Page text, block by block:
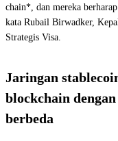
chain*, dan mereka
kata Rubail Birwadker,
Strategis Visa.
Jaringan
blockchain
berbeda